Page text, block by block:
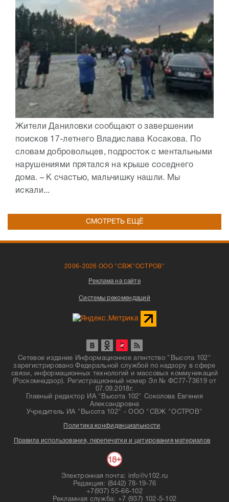
Жители Даниловки сообщают о завершении
поисков 17-летнего Владислава Косакова. По
словам добровольцев, подросток с ментальными
нарушениями прятался на крыше соседнего
дома. – К счастью, мальчишку нашли. Мы
искали...
СМОТРЕТЬ ЕЩЁ
2006-2026 ООО "СВЖ"ОСТРОВ"
Реклама на сайте
Системы рекомендаций
Сетевое издание Информационное агентство "Высота 102"
зарегистрировано Федеральной службой по надзору в сфере
связи, информационных технологий и массовых коммуникаций
(Роскомнадзор). Регистрационный номер Эл № ФС77-73619 от
07.09.2018г.
Главный редактор ИА "Высота 102" Соколова Евгения
Александровна
Учредитель ИА "Высота 102" - ООО "СВЖ "ОСТРОВ"
Политика конфиденциальности
Правила использования, перепечатки и цитирования материалов
Электронная почта: info@v102.ru
Редакция: (8442) 78-19-76
+7(937) 55-66-102
Рекламная служба: +7 (937) 102-5-102